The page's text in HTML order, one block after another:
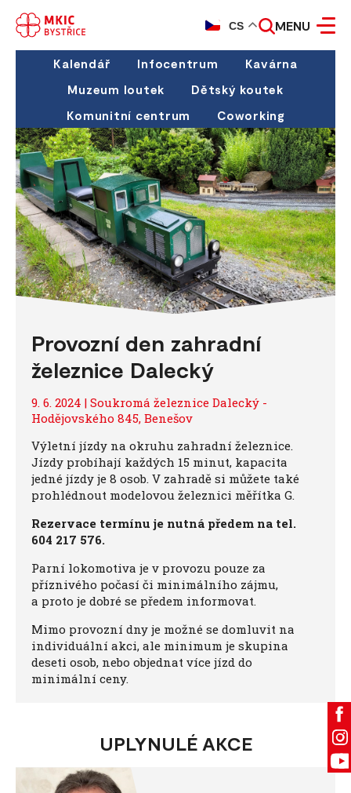
CS MENU
Kalendář Infocentrum
Kavárna
Muzeum loutek
Dětský koutek
Komunitní centrum
Coworking
Provozní den zahradní
železnice Dalecký
9. 6. 2024 | Soukromá železnice Dalecký -
Hodějovského 845, Benešov
Výletní jízdy na okruhu zahradní železnice.
Jízdy probíhají každých 15 minut, kapacita
jedné jízdy je 8 osob. V zahradě si můžete také
prohlédnout modelovou železnici měřítka G.
Rezervace termínu je nutná předem na tel.
604 217 576.
Parní lokomotiva je v provozu pouze za
příznivého počasí či minimálního zájmu,
a proto je dobré se předem informovat.
Mimo provozní dny je možné se domluvit na
individuální akci, ale minimum je skupina
deseti osob, nebo objednat více jízd do
minimální ceny.
UPLYNULÉ AKCE